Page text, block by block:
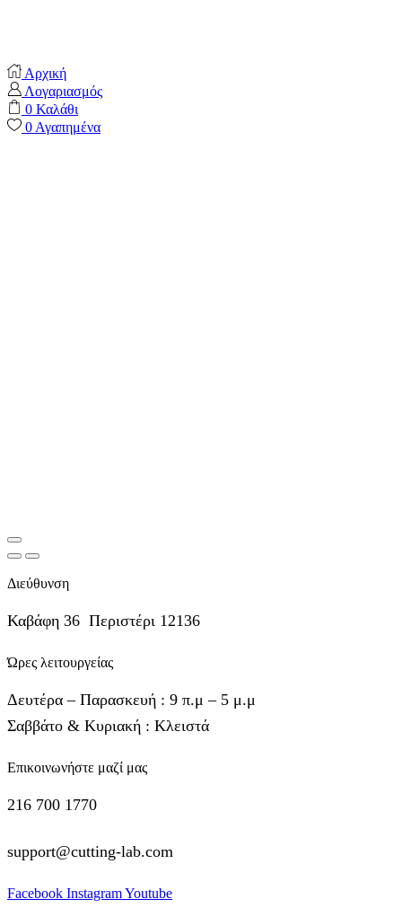
Αρχική
Λογαριασμός
0 Καλάθι
0 Αγαπημένα
Διεύθυνση
Καβάφη 36 Περιστέρι 12136
Ώρες λειτουργείας
Δευτέρα – Παρασκευή : 9 π.μ – 5 μ.μ
Σαββάτο & Κυριακή : Κλειστά
Επικοινωνήστε μαζί μας
216 700 1770
support@cutting-lab.com
Facebook InstagramYoutube